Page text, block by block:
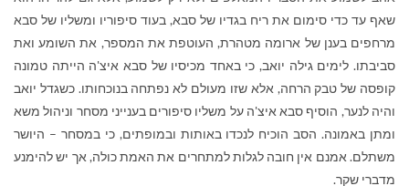
שאף עד כדי סימום את ריח בגדיו של סבא, בעוד סיפוריו ומשליו של סבא
מרחפים בענן של ארומה מטהרת, העוטפת את המספר, את השומע ואת
סביבתו. לימים גילה יואב, כי באחד מכיסיו של סבא איצ'ה הייתה טמונה
קופסה של טבק הרחה, אלא שזו מעולם לא נפתחה בנוכחותו. כשגדל יואב
והיה לנער, הוסיף סבא איצ'ה על משליו סיפורים בענייני מסחר וניהול משא
ומתן באמונה. הסב הוכיח לנכדו באותות ובמופתים, כי במסחר – היושר
משתלם. אמנם אין חובה לגלות למתחרים את האמת כולה, אך יש להימנע
מדברי שקר.